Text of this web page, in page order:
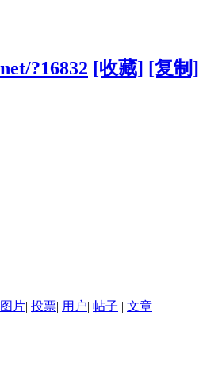
?16832 [收藏] [复制]
图片| 投票| 用户| 帖子 | 文章